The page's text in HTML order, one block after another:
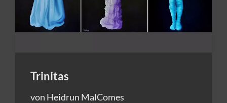
Trinitas
von Heidrun MalComes